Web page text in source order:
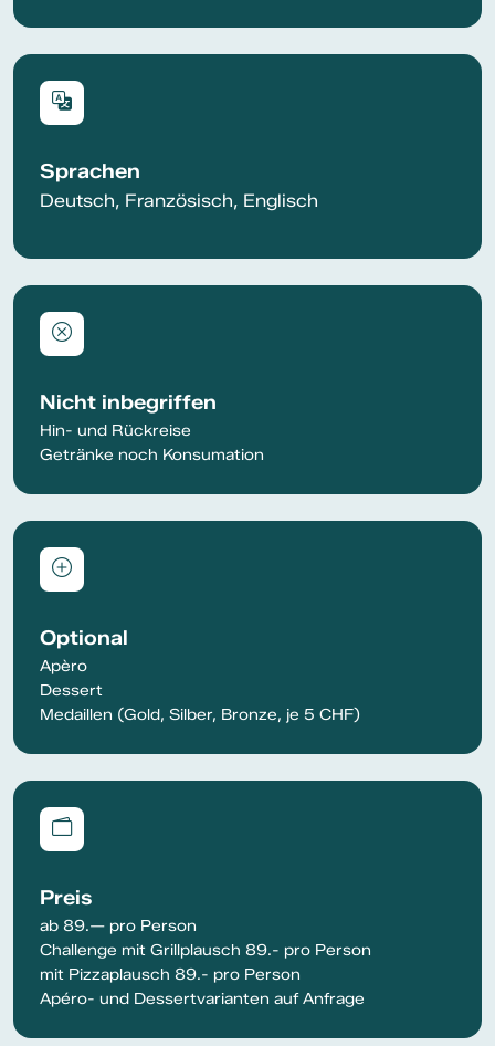
Sprachen
Deutsch, Französisch, Englisch
Nicht inbegriffen
Hin- und Rückreise
Getränke noch Konsumation
Optional
Apèro
Dessert
Medaillen (Gold, Silber, Bronze, je 5 CHF)
Preis
ab 89.— pro Person
Challenge mit Grillplausch 89.- pro Person
mit Pizzaplausch 89.- pro Person
Apéro- und Dessertvarianten auf Anfrage